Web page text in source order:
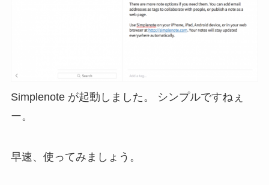
Simplenote が起動しました。 シンプルですねぇ
ー。
早速、使ってみましょう。